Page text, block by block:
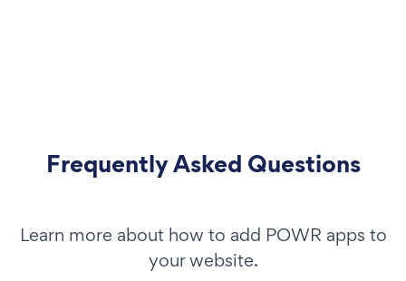
Frequently Asked Questions
Learn more about how to add POWR apps to
your website.